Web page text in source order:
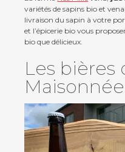
variétés de sapins bio et
livraison du sapin à votre
et l’épicerie bio vous
bio que délicieux.
Les bières
Maisonnée